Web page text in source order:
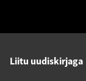
Liitu uudiskirjaga